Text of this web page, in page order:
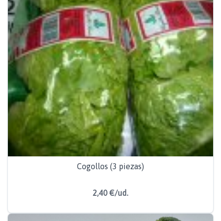
Cogollos (3 piezas)
2,40 €/ud.